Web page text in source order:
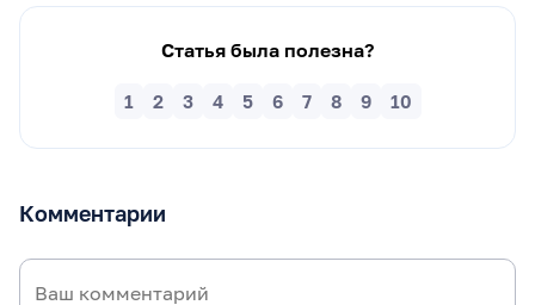
Статья была полезна?
10
9
8
7
6
5
4
3
2
1
Комментарии